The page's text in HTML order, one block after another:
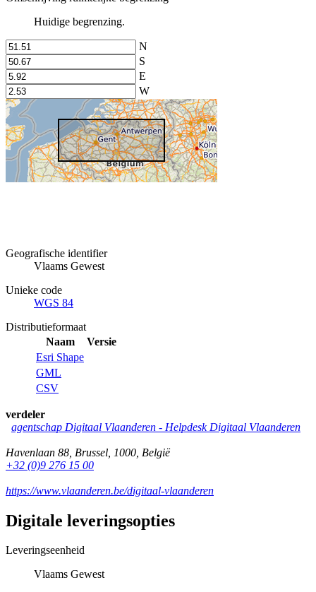
Huidige begrenzing.
N
S
E
W
Geografische identifier
Vlaams Gewest
Unieke code
WGS 84
Distributieformaat
Naam
Versie
Esri Shape
GML
CSV
verdeler
agentschap Digitaal Vlaanderen - Helpdesk Digitaal Vlaanderen
Havenlaan 88 Brussel 1000 België
+32 (0)9 276 15 00
https://www.vlaanderen.be/digitaal-vlaanderen
Digitale leveringsopties
Leveringseenheid
Vlaams Gewest